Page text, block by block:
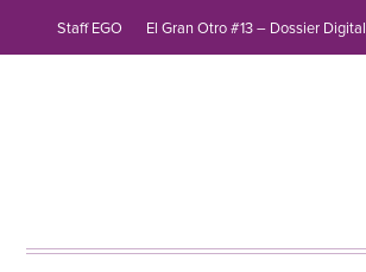
Staff EGO El Gran Otro #13 – Dossier Digital